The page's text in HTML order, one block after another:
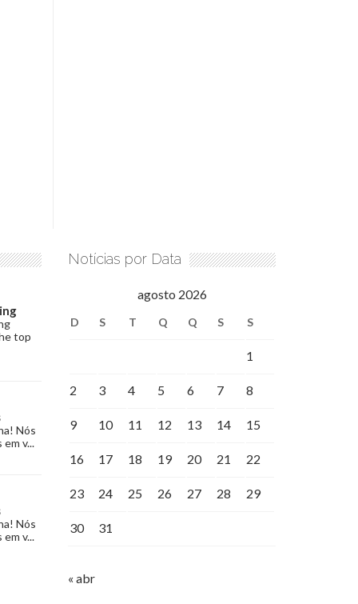
top
Nós
v...
Nós
v...
Notícias por Data
agosto 2026
D S T Q Q S S
1
2 3 4 5 6 7 8
9 10 11 12 13 14 15
16 17 18 19 20 21 22
23 24 25 26 27 28 29
30 31
« abr